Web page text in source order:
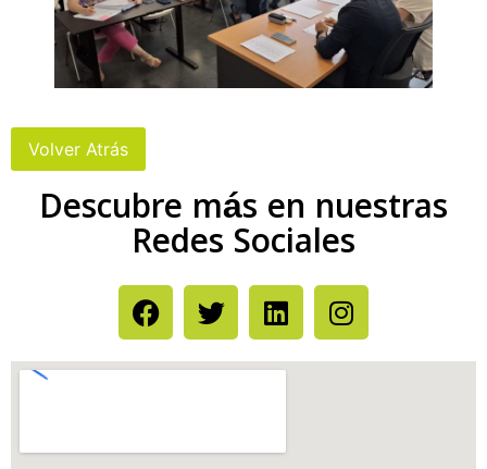
Descubre más en nuestras
Redes Sociales